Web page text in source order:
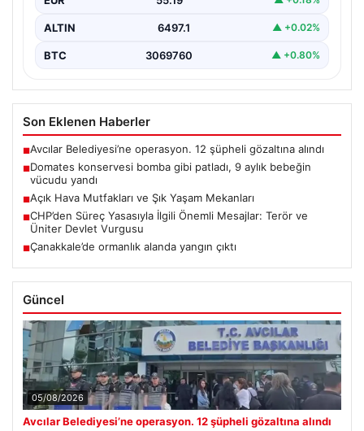
ALTIN 6497.1 ▲ +0.02%
BTC 3069760 ▲ +0.80%
Son Eklenen Haberler
■Avcılar Belediyesi’ne operasyon. 12 şüpheli gözaltına alındı
■Domates konservesi bomba gibi patladı, 9 aylık bebeğin
vücudu yandı
■Açık Hava Mutfakları ve Şık Yaşam Mekanları
■CHP’den Süreç Yasasıyla İlgili Önemli Mesajlar: Terör ve
Üniter Devlet Vurgusu
■Çanakkale’de ormanlık alanda yangın çıktı
Güncel
05/08/2026
Avcılar Belediyesi’ne operasyon. 12 şüpheli gözaltına alındı